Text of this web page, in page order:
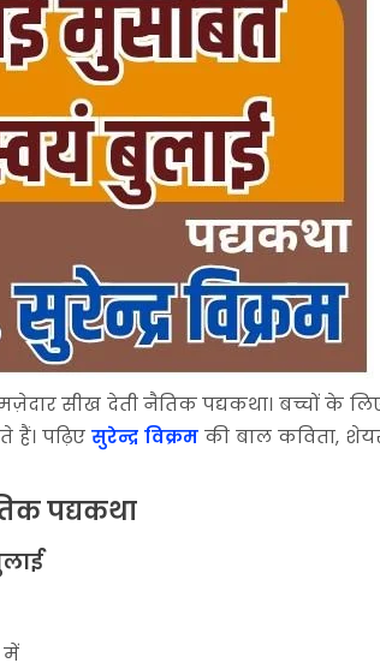
सीख देती नैतिक पद्यकथा। बच्चों के
हैं। पढ़िए सुरेन्द्र विक्रमकी बाल कविता,
पद्यकथा
में